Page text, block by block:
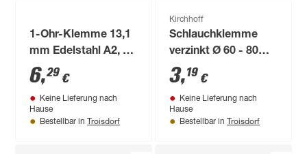
1-Ohr-Klemme 13,1
mm Edelstahl A2, 3
Stück
6,29 €
Keine Lieferung nach
Hause
Bestellbar in Troisdorf
Kirchhoff
Schlauchklemme
verzinkt Ø 60 - 80
mm
3,19 €
Keine Lieferung nach
Hause
Bestellbar in Troisdorf